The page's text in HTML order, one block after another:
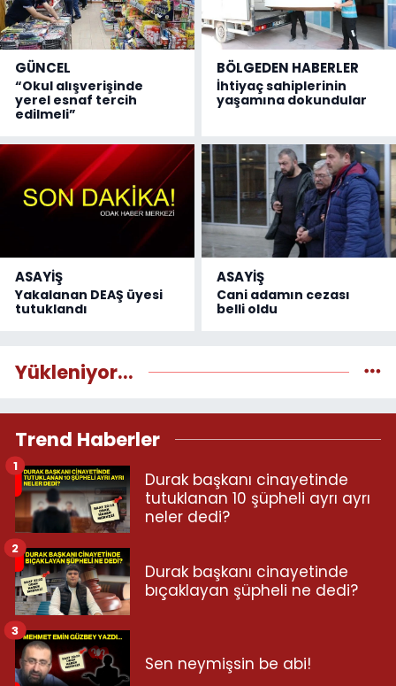
GÜNCEL
“Okul alışverişinde
yerel esnaf tercih
edilmeli”
BÖLGEDEN HABERLER
İhtiyaç sahiplerinin
yaşamına dokundular
ASAYİŞ
Yakalanan DEAŞ üyesi
tutuklandı
ASAYİŞ
Cani adamın cezası
belli oldu
Yükleniyor...
Trend Haberler
Durak başkanı cinayetinde
tutuklanan 10 şüpheli ayrı ayrı
neler dedi?
1
Durak başkanı cinayetinde
bıçaklayan şüpheli ne dedi?
2
Sen neymişsin be abi!
3